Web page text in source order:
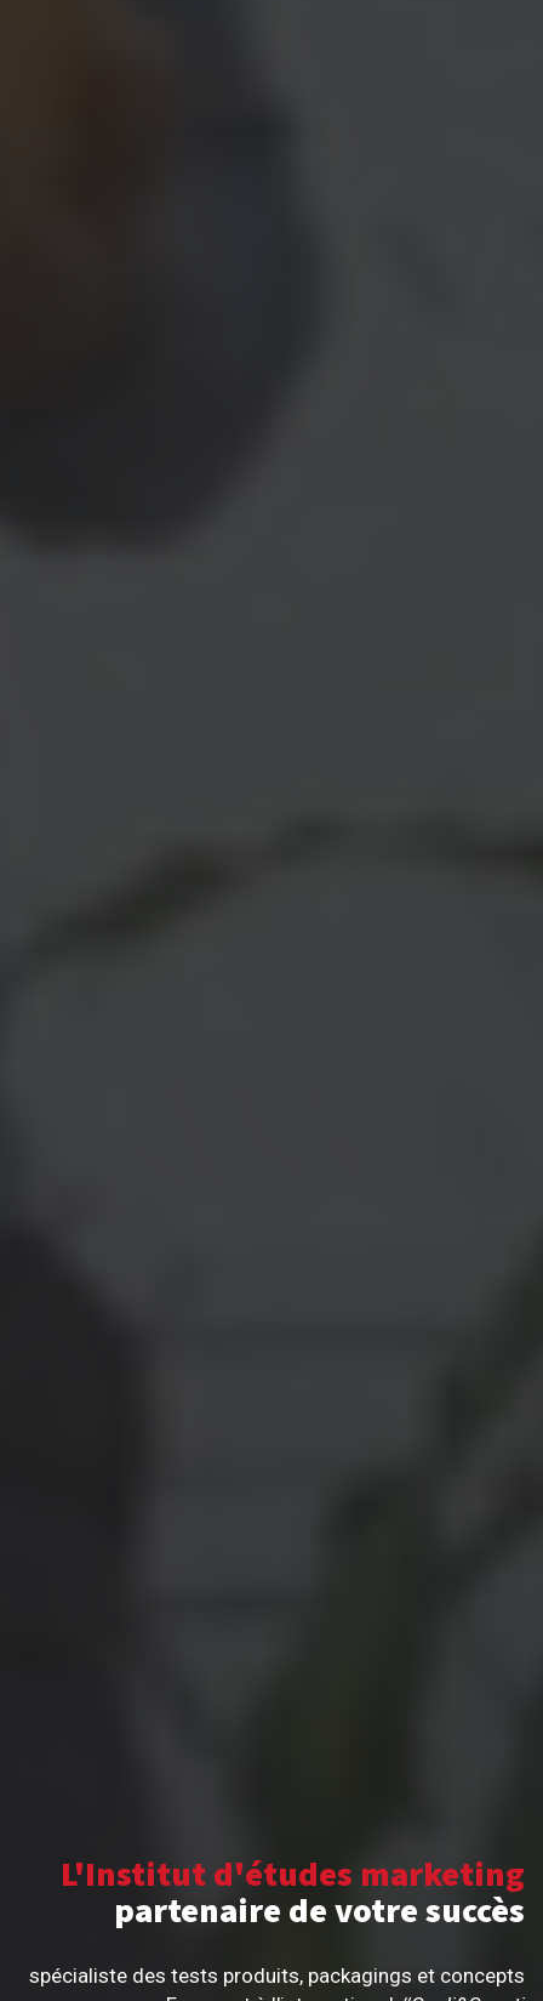
L'Institut d'études marketing
partenaire de votre succès
spécialiste des tests produits, packagings et concepts